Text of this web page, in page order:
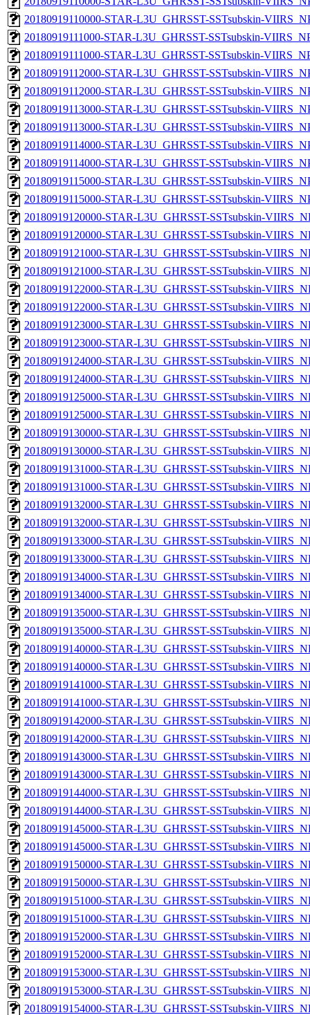
20180919110000-STAR-L3U_GHRSST-SSTsubskin-
20180919111000-STAR-L3U_GHRSST-SSTsubskin-
20180919111000-STAR-L3U_GHRSST-SSTsubskin-
20180919112000-STAR-L3U_GHRSST-SSTsubskin-
20180919112000-STAR-L3U_GHRSST-SSTsubskin-
20180919113000-STAR-L3U_GHRSST-SSTsubskin-
20180919113000-STAR-L3U_GHRSST-SSTsubskin-
20180919114000-STAR-L3U_GHRSST-SSTsubskin-
20180919114000-STAR-L3U_GHRSST-SSTsubskin-
20180919115000-STAR-L3U_GHRSST-SSTsubskin-
20180919115000-STAR-L3U_GHRSST-SSTsubskin-
20180919120000-STAR-L3U_GHRSST-SSTsubskin-
20180919120000-STAR-L3U_GHRSST-SSTsubskin-
20180919121000-STAR-L3U_GHRSST-SSTsubskin-
20180919121000-STAR-L3U_GHRSST-SSTsubskin-
20180919122000-STAR-L3U_GHRSST-SSTsubskin-
20180919122000-STAR-L3U_GHRSST-SSTsubskin-
20180919123000-STAR-L3U_GHRSST-SSTsubskin-
20180919123000-STAR-L3U_GHRSST-SSTsubskin-
20180919124000-STAR-L3U_GHRSST-SSTsubskin-
20180919124000-STAR-L3U_GHRSST-SSTsubskin-
20180919125000-STAR-L3U_GHRSST-SSTsubskin-
20180919125000-STAR-L3U_GHRSST-SSTsubskin-
20180919130000-STAR-L3U_GHRSST-SSTsubskin-
20180919130000-STAR-L3U_GHRSST-SSTsubskin-
20180919131000-STAR-L3U_GHRSST-SSTsubskin-
20180919131000-STAR-L3U_GHRSST-SSTsubskin-
20180919132000-STAR-L3U_GHRSST-SSTsubskin-
20180919132000-STAR-L3U_GHRSST-SSTsubskin-
20180919133000-STAR-L3U_GHRSST-SSTsubskin-
20180919133000-STAR-L3U_GHRSST-SSTsubskin-
20180919134000-STAR-L3U_GHRSST-SSTsubskin-
20180919134000-STAR-L3U_GHRSST-SSTsubskin-
20180919135000-STAR-L3U_GHRSST-SSTsubskin-
20180919135000-STAR-L3U_GHRSST-SSTsubskin-
20180919140000-STAR-L3U_GHRSST-SSTsubskin-
20180919140000-STAR-L3U_GHRSST-SSTsubskin-
20180919141000-STAR-L3U_GHRSST-SSTsubskin-
20180919141000-STAR-L3U_GHRSST-SSTsubskin-
20180919142000-STAR-L3U_GHRSST-SSTsubskin-
20180919142000-STAR-L3U_GHRSST-SSTsubskin-
20180919143000-STAR-L3U_GHRSST-SSTsubskin-
20180919143000-STAR-L3U_GHRSST-SSTsubskin-
20180919144000-STAR-L3U_GHRSST-SSTsubskin-
20180919144000-STAR-L3U_GHRSST-SSTsubskin-
20180919145000-STAR-L3U_GHRSST-SSTsubskin-
20180919145000-STAR-L3U_GHRSST-SSTsubskin-
20180919150000-STAR-L3U_GHRSST-SSTsubskin-
20180919150000-STAR-L3U_GHRSST-SSTsubskin-
20180919151000-STAR-L3U_GHRSST-SSTsubskin-
20180919151000-STAR-L3U_GHRSST-SSTsubskin-
20180919152000-STAR-L3U_GHRSST-SSTsubskin-
20180919152000-STAR-L3U_GHRSST-SSTsubskin-
20180919153000-STAR-L3U_GHRSST-SSTsubskin-
20180919153000-STAR-L3U_GHRSST-SSTsubskin-
20180919154000-STAR-L3U_GHRSST-SSTsubskin-